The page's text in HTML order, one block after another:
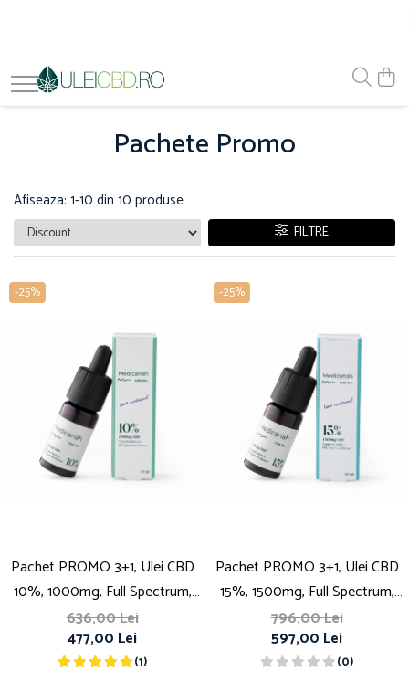
Pachete Promo
Afiseaza: 1-10 din 10 produse
FILTRE
-25%
Pachet PROMO 3+1, Ulei CBD
10%, 1000mg, Full Spectrum,
Premium, 10ml
636,00 Lei
477,00 Lei
(1)
-25%
Pachet PROMO 3+1, Ulei CBD
15%, 1500mg, Full Spectrum,
Premium, 10ml
796,00 Lei
597,00 Lei
(0)